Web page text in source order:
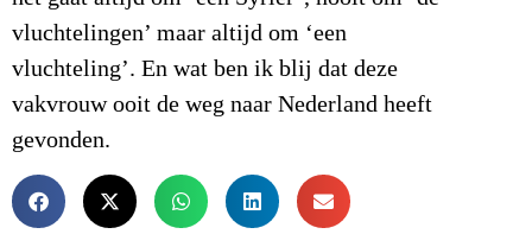
vluchtelingen’ maar altijd om ‘een
vluchteling’. En wat ben ik blij dat deze
vakvrouw ooit de weg naar Nederland heeft
gevonden.